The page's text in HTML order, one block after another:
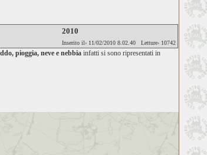
2010
Inserito il› 11/02/2010 8.02.40 Letture› 10742
pioggia, neve e nebbia infatti si sono ripresentati in